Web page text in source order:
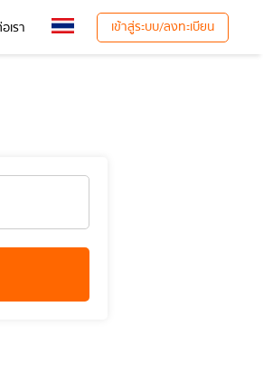
เรา เข้าสู่ระบบ/ลงทะเบียน